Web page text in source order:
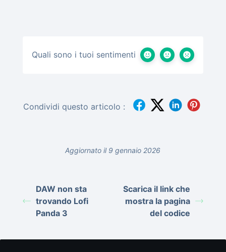
Quali sono i tuoi sentimenti
Condividi questo articolo :
Aggiornato il 9 gennaio 2026
DAW non sta
trovando Lofi
Panda 3
Scarica il link che
mostra la pagina
del codice